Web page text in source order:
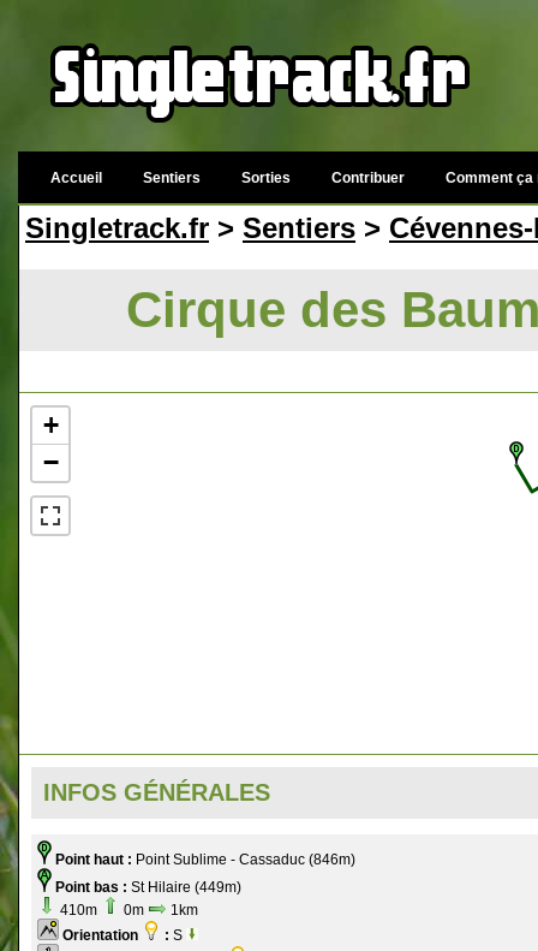
Accueil Sentiers Sorties Contribuer Comment ça
Singletrack.fr > Sentiers >
Cirque des
+
−
INFOS GÉNÉRALES
Point haut : Point Sublime - Cassaduc (846m)
Point bas : St Hilaire (449m)
410m
0m
1km
Orientation
: S